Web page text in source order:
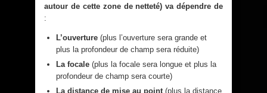
autour de cette zone de netteté) va dépendre de
:
L’ouverture (plus l’ouverture sera grande et
plus la profondeur de champ sera réduite)
La focale (plus la focale sera longue et plus la
profondeur de champ sera courte)
La distance de mise au point(plus la distance